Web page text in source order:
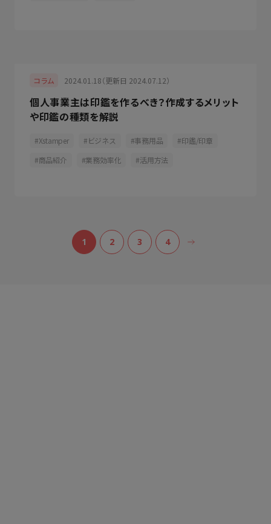
コラム 2024.01.18（更新日 2024.07.12）
個人事業主は印鑑を作るべき？作成するメリット
や印鑑の種類を解説
Xstamper ビジネス 事務用品
印鑑/印章
商品紹介
業務効率化 活用方法
1 2 3 4